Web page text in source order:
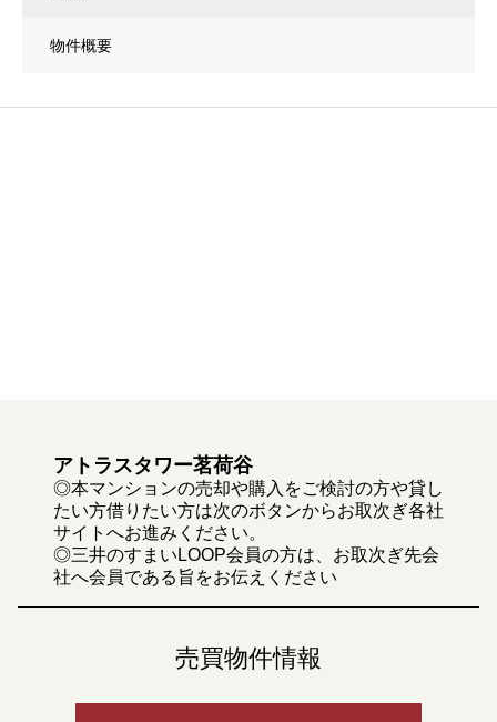
物件概要
アトラスタワー茗荷谷
◎本マンションの売却や購入をご検討の方や貸し
たい方借りたい方は次のボタンからお取次ぎ各社
サイトへお進みください。
◎三井のすまいLOOP会員の方は、お取次ぎ先会
社へ会員である旨をお伝えください
売買物件情報